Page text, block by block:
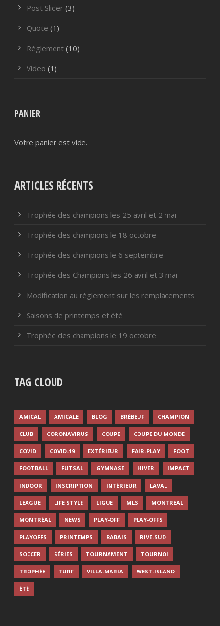
Post Slider (3)
Quote (1)
Règlement (10)
Video (1)
PANIER
Votre panier est vide.
ARTICLES RÉCENTS
Trophée des champions les 25 avril et 2 mai
Trophée des champions le 18 octobre
Trophée des champions le 6 septembre
Trophée des Champions les 26 avril et 3 mai
Modification au règlement sur les remplacements
Saisons de printemps et été
Trophée des champions le 19 octobre
TAG CLOUD
AMICAL AMICALE BLOG BRÉBEUF CHAMPION
CLUB CORONAVIRUS COUPE COUPE DU MONDE
COVID COVID-19 EXTÉRIEUR FAIR-PLAY FOOT
FOOTBALL FUTSAL GYMNASE HIVER IMPACT
INDOOR INSCRIPTION INTÉRIEUR LAVAL
LEAGUE LIFE STYLE LIGUE MLS MONTREAL
MONTRÉAL NEWS PLAY-OFF PLAY-OFFS
PLAYOFFS PRINTEMPS RABAIS RIVE-SUD
SOCCER SÉRIES TOURNAMENT TOURNOI
TROPHÉE TURF VILLA-MARIA WEST-ISLAND
ÉTÉ